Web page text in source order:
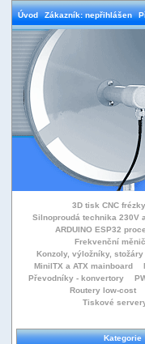
Úvod Zákazník: nepřihlášen
3D tisk CNC
Silnoproudá technika 230V
ARDUINO ESP32
Frekvenční
Konzoly, výložníky, stožáry
MiniITX a ATX mainboard
Převodníky - konvertory
Routery low-cost
Tiskové
Kategorie